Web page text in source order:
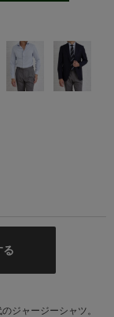
る
ジャージーシャツ。